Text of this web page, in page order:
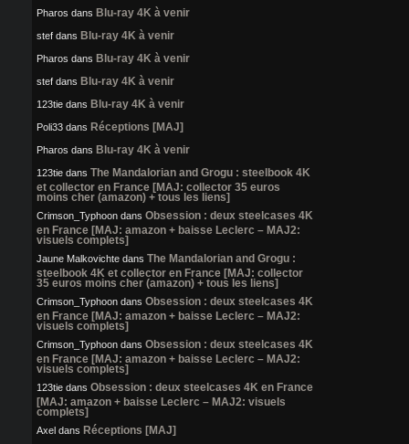
Pharos dans Blu-ray 4K à venir
stef dans Blu-ray 4K à venir
Pharos dans Blu-ray 4K à venir
stef dans Blu-ray 4K à venir
123tie dans Blu-ray 4K à venir
Poli33 dans Réceptions [MAJ]
Pharos dans Blu-ray 4K à venir
123tie dans The Mandalorian and Grogu : steelbook 4K
et collector en France [MAJ: collector 35 euros
moins cher (amazon) + tous les liens]
Crimson_Typhoon dans Obsession : deux steelcases 4K
en France [MAJ: amazon + baisse Leclerc – MAJ2:
visuels complets]
Jaune Malkovichte dans The Mandalorian and Grogu :
steelbook 4K et collector en France [MAJ: collector
35 euros moins cher (amazon) + tous les liens]
Crimson_Typhoon dans Obsession : deux steelcases 4K
en France [MAJ: amazon + baisse Leclerc – MAJ2:
visuels complets]
Crimson_Typhoon dans Obsession : deux steelcases 4K
en France [MAJ: amazon + baisse Leclerc – MAJ2:
visuels complets]
123tie dans Obsession : deux steelcases 4K en France
[MAJ: amazon + baisse Leclerc – MAJ2: visuels
complets]
Axel dans Réceptions [MAJ]